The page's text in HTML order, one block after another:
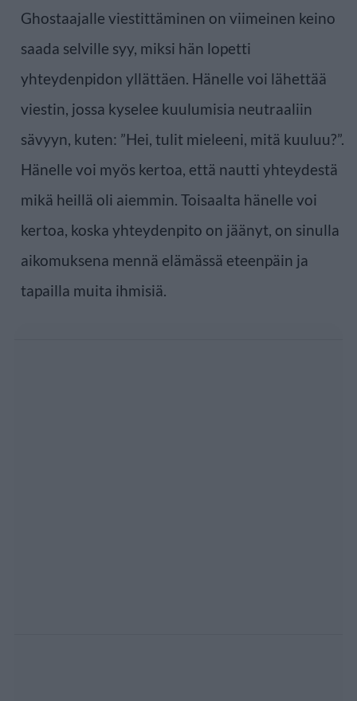
Ghostaajalle viestittäminen on viimeinen keino
saada selville syy, miksi hän lopetti
yhteydenpidon yllättäen. Hänelle voi lähettää
viestin, jossa kyselee kuulumisia neutraaliin
sävyyn, kuten: ”Hei, tulit mieleeni, mitä kuuluu?”.
Hänelle voi myös kertoa, että nautti yhteydestä
mikä heillä oli aiemmin. Toisaalta hänelle voi
kertoa, koska yhteydenpito on jäänyt, on sinulla
aikomuksena mennä elämässä eteenpäin ja
tapailla muita ihmisiä.